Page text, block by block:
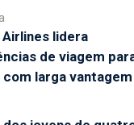
lidera
de viagem
larga vantagem